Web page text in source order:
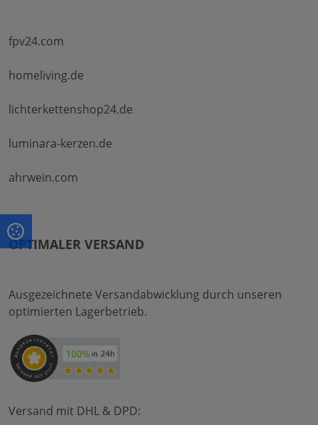
fpv24.com
homeliving.de
lichterkettenshop24.de
luminara-kerzen.de
ahrwein.com
OPTIMALER VERSAND
Ausgezeichnete Versandabwicklung durch unseren
optimierten Lagerbetrieb.
Versand mit DHL & DPD: